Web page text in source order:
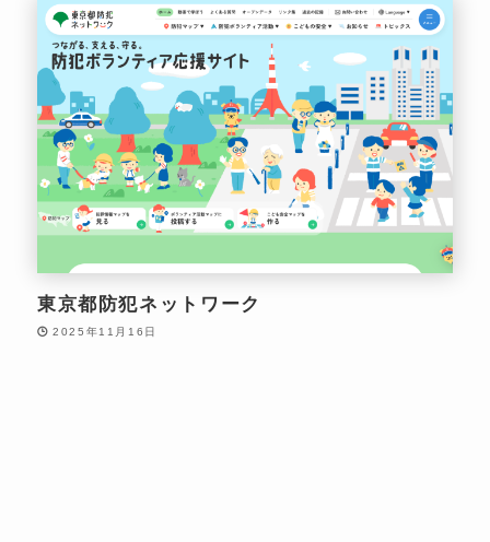
東京都防犯ネットワーク
2025年11月16日